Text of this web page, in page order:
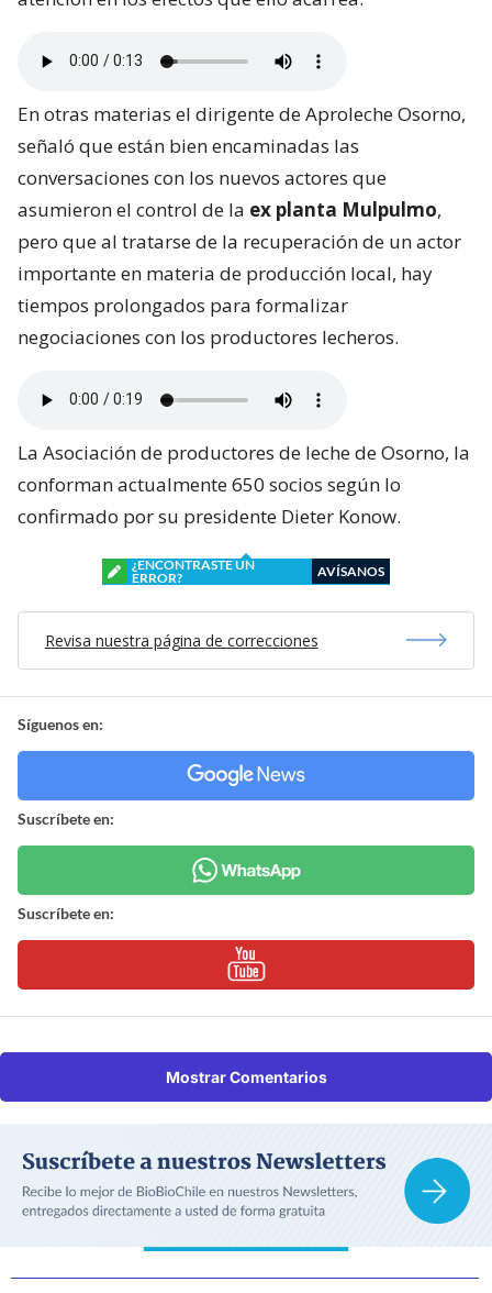
En otras materias el dirigente de Aproleche Osorno,
señaló que están bien encaminadas las
conversaciones con los nuevos actores que
asumieron el control de la ex planta Mulpulmo,
pero que al tratarse de la recuperación de un actor
importante en materia de producción local, hay
tiempos prolongados para formalizar
negociaciones con los productores lecheros.
La Asociación de productores de leche de Osorno, la
conforman actualmente 650 socios según lo
confirmado por su presidente Dieter Konow.
¿ENCONTRASTE UN
ERROR?
AVÍSANOS
Revisa nuestra página de correcciones
Síguenos en:
Suscríbete en:
Suscríbete en:
Mostrar Comentarios